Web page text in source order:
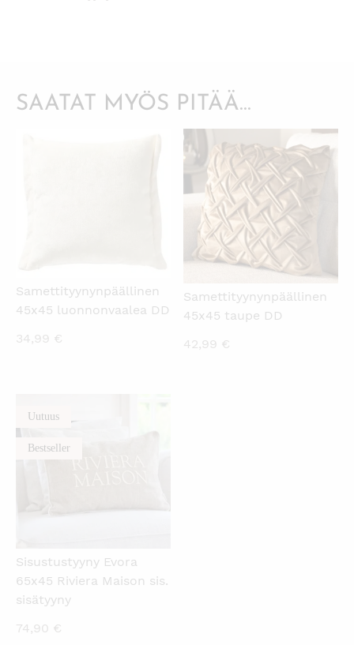
SAATAT MYÖS PITÄÄ...
Samettityynynpäällinen
45x45 luonnonvaalea DD
34,99 €
KATSO PIKANÄKYMÄ
Samettityynynpäällinen
45x45 taupe DD
42,99 €
Uutuus
Bestseller
KATSO PIKANÄKYMÄ
Sisustustyyny Evora
65x45 Riviera Maison sis.
sisätyyny
74,90 €